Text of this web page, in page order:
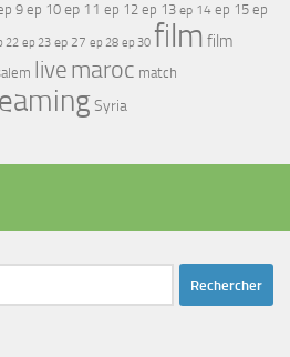
9 ep 10 ep 11 ep 12 ep 13 ep 14 ep 15 ep
22 ep 23 ep 27 ep 28 ep 30 film film
live maroc match
Syria